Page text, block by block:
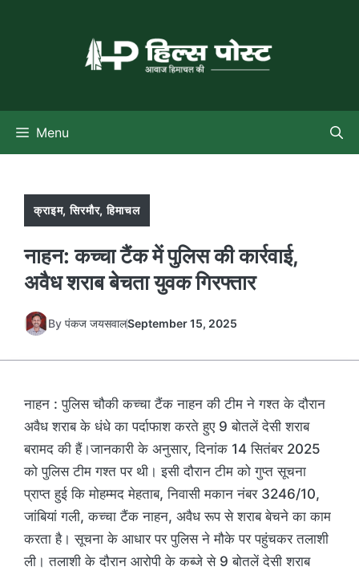
Menu
क्राइम,सिरमौर,हिमाचल
नाहन: कच्चा टैंक में पुलिस की कार्रवाई,
अवैध शराब बेचता युवक गिरफ्तार
By पंकज जयसवालSeptember 15, 2025
नाहन : पुलिस चौकी कच्चा टैंक नाहन की टीम ने गश्त के दौरान
अवैध शराब के धंधे का पर्दाफाश करते हुए 9 बोतलें देसी शराब
बरामद की हैं।जानकारी के अनुसार, दिनांक 14 सितंबर 2025
को पुलिस टीम गश्त पर थी। इसी दौरान टीम को गुप्त सूचना
प्राप्त हुई कि मोहम्मद मेहताब, निवासी मकान नंबर 3246/10,
जांबियां गली, कच्चा टैंक नाहन, अवैध रूप से शराब बेचने का काम
करता है। सूचना के आधार पर पुलिस ने मौके पर पहुंचकर तलाशी
ली। तलाशी के दौरान आरोपी के कब्जे से 9 बोतलें देसी शराब